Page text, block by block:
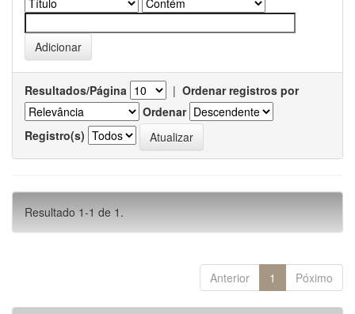
Resultados/Página | Ordenar registros por
Ordenar
Registro(s)
Resultado 1-1 de 1.
Anterior 1 Póximo